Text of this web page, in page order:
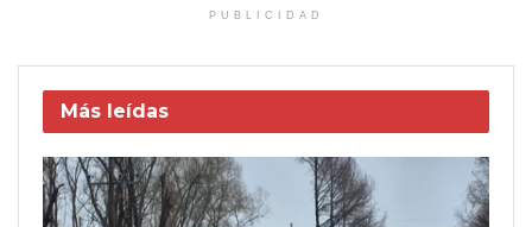
PUBLICIDAD
Más leídas